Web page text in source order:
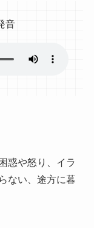
音
惑や怒り、イラ
ない、途方に暮